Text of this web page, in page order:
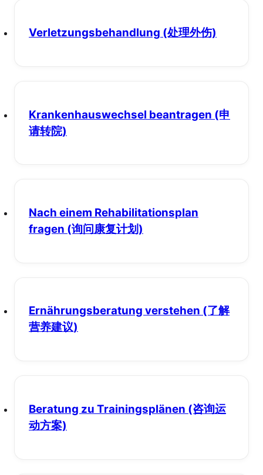
Verletzungsbehandlung (处理外伤)
Krankenhauswechsel beantragen (申
请转院)
Nach einem Rehabilitationsplan
fragen (询问康复计划)
Ernährungsberatung verstehen (了解
营养建议)
Beratung zu Trainingsplänen (咨询运
动方案)